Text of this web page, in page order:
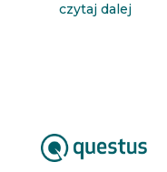
czytaj dalej